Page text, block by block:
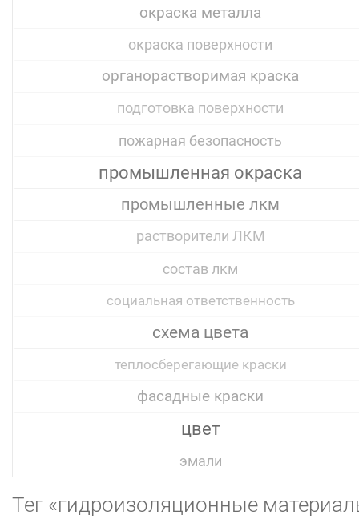
окраска металла
окраска поверхности
органорастворимая краска
подготовка поверхности
пожарная безопасность
промышленная окраска
промышленные лкм
растворители ЛКМ
состав лкм
социальная ответственность
схема цвета
теплосберегающие краски
фасадные краски
цвет
эмали
Тег «гидроизоляционные